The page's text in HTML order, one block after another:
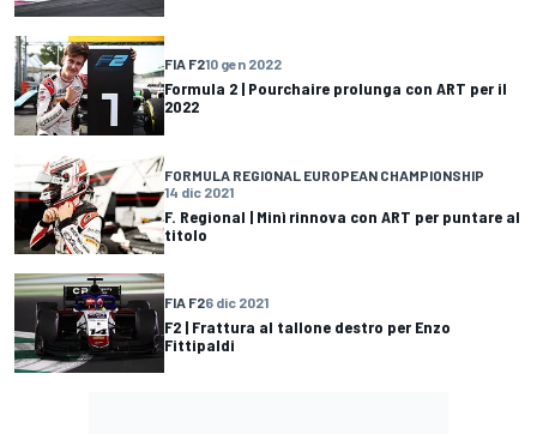
FIA F210 gen 2022
Formula 2 | Pourchaire prolunga con ART per il
2022
FORMULA REGIONAL EUROPEAN CHAMPIONSHIP
14 dic 2021
F. Regional | Minì rinnova con ART per puntare al
titolo
FIA F26 dic 2021
F2 | Frattura al tallone destro per Enzo
Fittipaldi